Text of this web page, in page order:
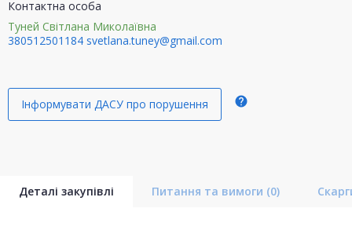
Контактна особа
Туней Світлана Миколаївна
380512501184 svetlana.tuney@gmail.com
Інформувати ДАСУ про порушення help
Деталі закупівлі Питання та вимоги (0)